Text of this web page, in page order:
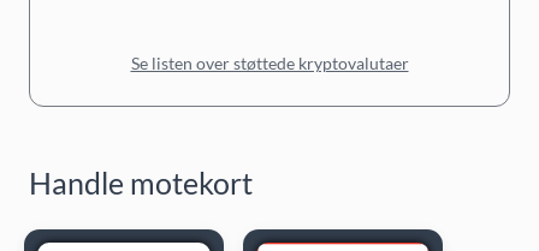
Se listen over støttede kryptovalutaer
Handle motekort